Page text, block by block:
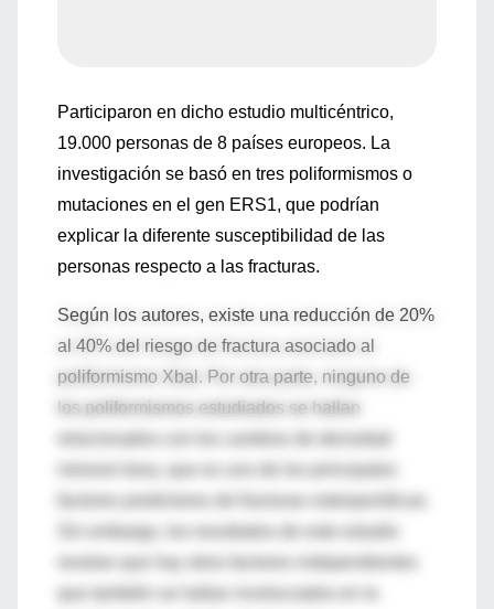
Participaron en dicho estudio multicéntrico,
19.000 personas de 8 países europeos. La
investigación se basó en tres poliformismos o
mutaciones en el gen ERS1, que podrían
explicar la diferente susceptibilidad de las
personas respecto a las fracturas.
Según los autores, existe una reducción de 20%
al 40% del riesgo de fractura asociado al
poliformismo Xbal. Por otra parte, ninguno de
los poliformismos estudiados se hallan
Sin embargo, los resultados de este estudio
revelan que hay otros factores independientes